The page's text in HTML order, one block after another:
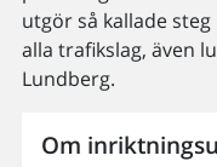
utgör så kallade
alla trafikslag, även
Lundberg.
Om